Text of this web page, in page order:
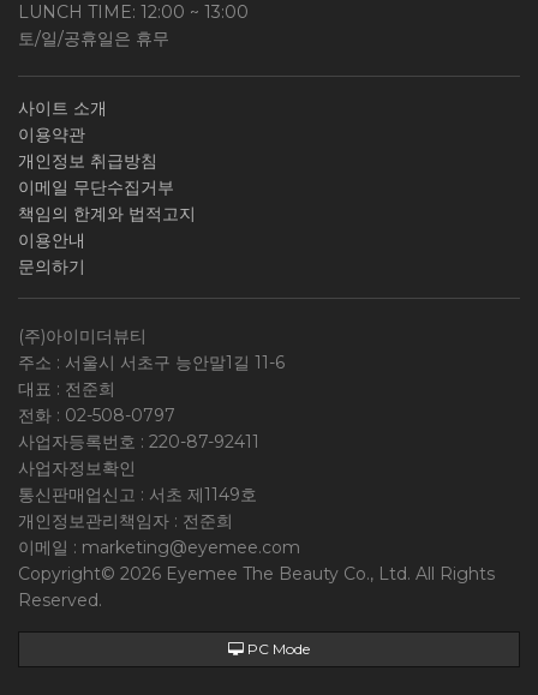
LUNCH TIME: 12:00 ~ 13:00
토/일/공휴일은 휴무
사이트 소개
이용약관
개인정보 취급방침
이메일 무단수집거부
책임의 한계와 법적고지
이용안내
문의하기
(주)아이미더뷰티
주소 : 서울시 서초구 능안말1길 11-6
대표 : 전준희
전화 : 02-508-0797
사업자등록번호 : 220-87-92411
사업자정보확인
통신판매업신고 : 서초 제1149호
개인정보관리책임자 : 전준희
이메일 : marketing@eyemee.com
Copyright© 2026 Eyemee The Beauty Co., Ltd. All Rights
Reserved.
PC Mode